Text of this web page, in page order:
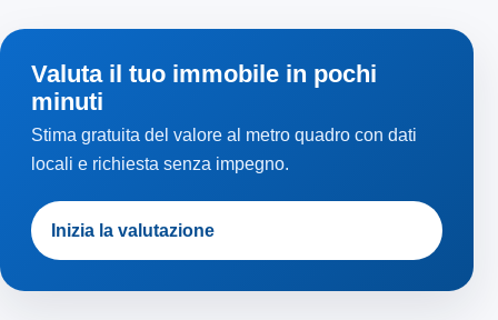
Valuta il tuo immobile in pochi
minuti
Stima gratuita del valore al metro quadro con dati
locali e richiesta senza impegno.
Inizia la valutazione